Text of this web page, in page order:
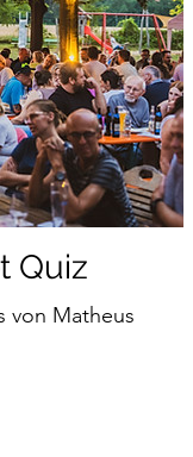
Quiz
von Matheus